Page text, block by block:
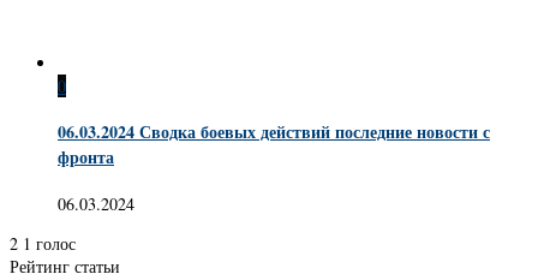
0
06.03.2024 Сводка боевых действий последние новости с
фронта
06.03.2024
2 1 голос
Рейтинг статьи